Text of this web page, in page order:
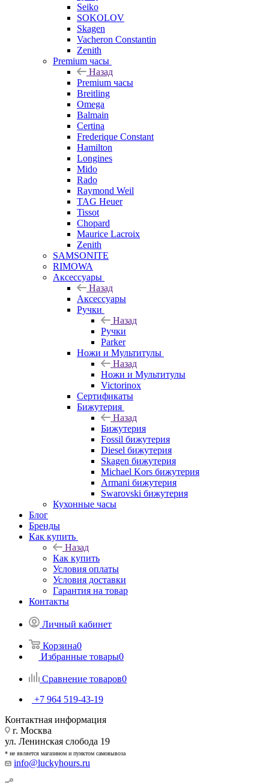
Seiko
SOKOLOV
Skagen
Vacheron Constantin
Zenith
Premium часы
Назад
Premium часы
Breitling
Omega
Balmain
Certina
Frederique Constant
Hamilton
Longines
Mido
Rado
Raymond Weil
TAG Heuer
Tissot
Chopard
Maurice Lacroix
Zenith
SAMSONITE
RIMOWA
Аксессуары
Назад
Аксессуары
Ручки
Назад
Ручки
Parker
Ножи и Мультитулы
Назад
Ножи и Мультитулы
Victorinox
Сертификаты
Бижутерия
Назад
Бижутерия
Fossil бижутерия
Diesel бижутерия
Skagen бижутерия
Michael Kors бижутерия
Armani бижутерия
Swarovski бижутерия
Кухонные часы
Блог
Бренды
Как купить
Назад
Как купить
Условия оплаты
Условия доставки
Гарантия на товар
Контакты
Личный кабинет
Корзина0
Избранные товары0
Сравнение товаров0
+7 964 519-43-19
Контактная информация
г. Москва
ул. Ленинская слобода 19
* не является магазином и пунктом самовывоза
info@luckyhours.ru